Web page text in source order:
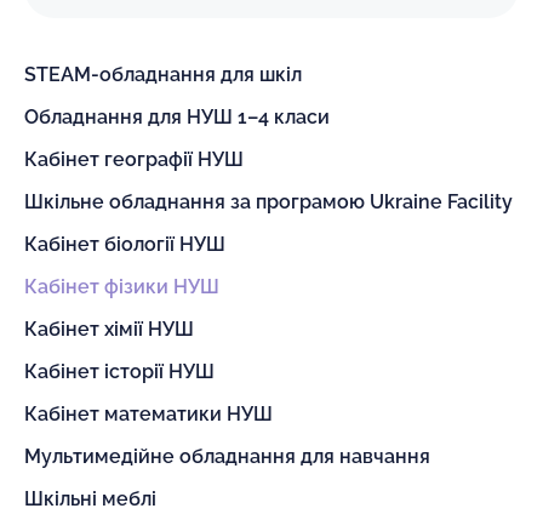
STEAM-обладнання для шкіл
Обладнання для НУШ 1–4 класи
Кабінет географії НУШ
Шкільне обладнання за програмою Ukraine Facility
Кабінет біології НУШ
Кабінет фізики НУШ
Кабінет хімії НУШ
Кабінет історії НУШ
Кабінет математики НУШ
Мультимедійне обладнання для навчання
Шкільні меблі